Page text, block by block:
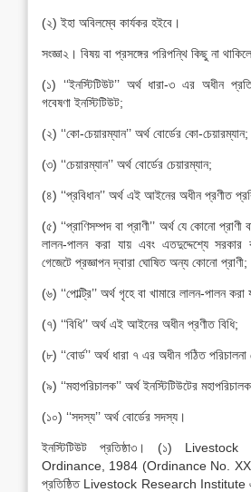
(২) ইহা অবিলম্বে কার্যকর হইবে।
সংজ্ঞা২। বিষয় বা প্রসঙ্গের পরিপন্থি কিছু না
(১) ‘‘ইনস্টিটিউট’’ অর্থ ধারা-৩ এর অধীন
গবেষণা ইনস্টিটিউট;
(২) ‘‘কো-চেয়ারম্যান’’ অর্থ বোর্ডের কো-চেয়ারম্যান;
(৩) ‘‘চেয়ারম্যান’’ অর্থ বোর্ডের চেয়ারম্যান;
(৪) ‘‘প্রবিধান’’ অর্থ এই আইনের অধীন প্রণীত
(৫) ‘‘প্রাণিসম্পদ বা প্রাণী’’ অর্থ যে কোনো প্রাণী
লালন-পালন করা যায় এবং এতদুদ্দেশ্যে
গেজেটে প্রজ্ঞাপন দ্বারা ঘোষিত অন্য কোনো প্রাণী;
(৬) ‘‘পোল্ট্রি’’ অর্থ গৃহে বা খামারে লালন-পালন
(৭) ‘‘বিধি’’ অর্থ এই আইনের অধীন প্রণীত বিধি;
(৮) ‘‘বোর্ড’’ অর্থ ধারা ৭ এর অধীন গঠিত পরিচালনা
(৯) ‘‘মহাপরিচালক’’ অর্থ ইনস্টিটিউটের
(১০) ‘‘সদস্য’’ অর্থ বোর্ডের সদস্য।
ইনস্টিটিউট প্রতিষ্ঠা৩। (১)
Ordinance, 1984 (Ordinance No.
প্রতিষ্ঠিত Livestock Research Institute